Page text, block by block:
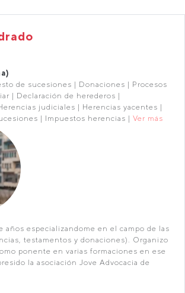
de sucesiones | Donaciones | Procesos
| Declaración de herederos |
judiciales | Herencias yacentes |
| Impuestos herencias | Ver más
años especializandome en el campo de las
testamentos y donaciones). Organizo
ponente en varias formaciones en ese
la asociación Jove Advocacia de